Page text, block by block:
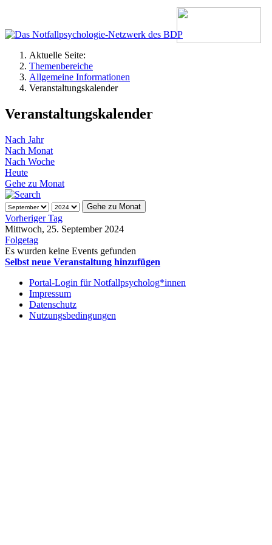
Aktuelle Seite:
Themenbereiche
Allgemeine Informationen
Veranstaltungskalender
Veranstaltungskalender
Nach Jahr
Nach Monat
Nach Woche
Heute
Gehe zu Monat
Gehe zu Monat
Vorheriger Tag
Mittwoch, 25. September 2024
Folgetag
Es wurden keine Events gefunden
Selbst neue Veranstaltung hinzufügen
Portal-Login für Notfallpsycholog*innen
Impressum
Datenschutz
Nutzungsbedingungen